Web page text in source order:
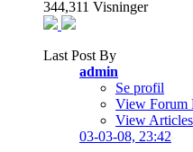
344,311 Visninger
Last Post By
admin
Se profil
View Forum
View Articles
03-03-08, 23:42